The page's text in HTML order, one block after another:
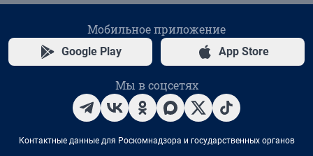
Мобильное приложение
Google Play App Store
Мы в соцсетях
Контактные данные для Роскомнадзора и государственных органов